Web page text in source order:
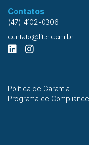
Contatos
(47) 4102-0306
contato@liter.com.br
Política de Garantia
Programa de Compliance